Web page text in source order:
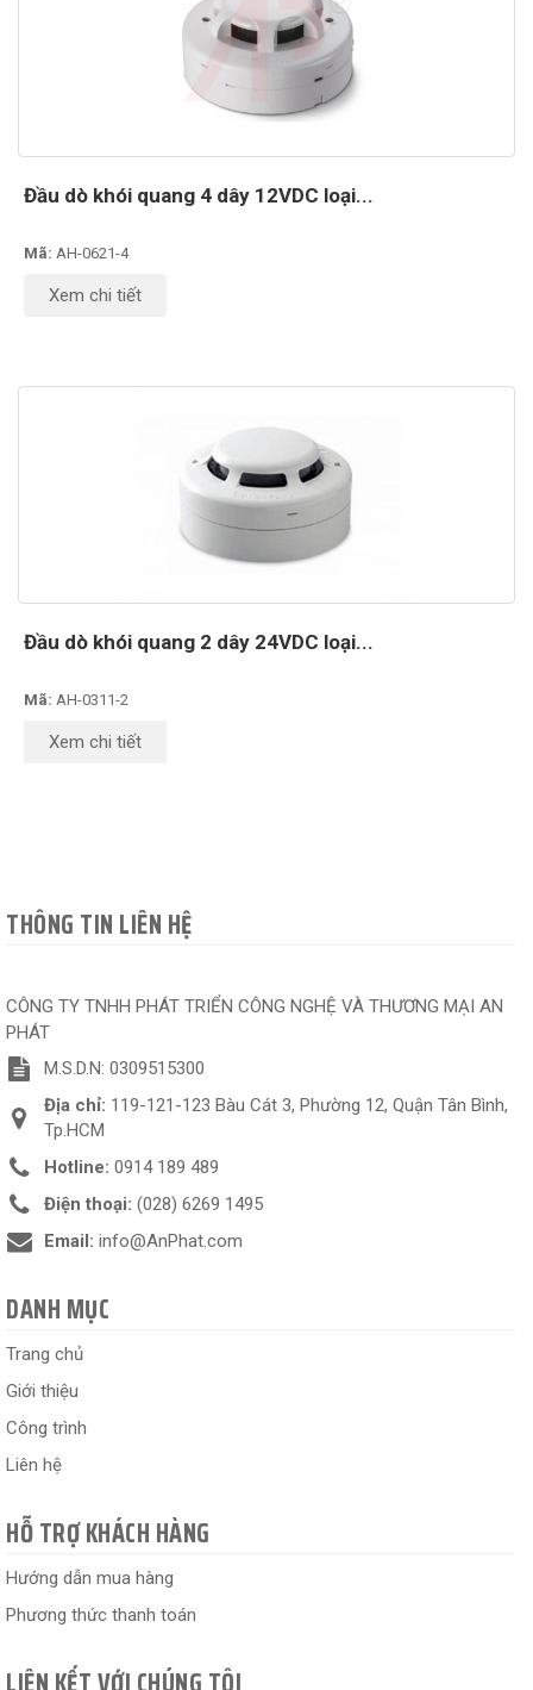
Đầu dò khói quang 4 dây 12VDC loại...
Mã: AH-0621-4
Xem chi tiết
Đầu dò khói quang 2 dây 24VDC loại...
Mã: AH-0311-2
Xem chi tiết
THÔNG TIN LIÊN HỆ
CÔNG TY TNHH PHÁT TRIỂN CÔNG NGHỆ VÀ THƯƠNG MẠI AN
PHÁT
M.S.D.N: 0309515300
Địa chỉ: 119-121-123 Bàu Cát 3, Phường 12, Quận Tân Bình,
Tp.HCM
Hotline: 0914 189 489
Điện thoại: (028) 6269 1495
Email: info@AnPhat.com
DANH MỤC
Trang chủ
Giới thiệu
Công trình
Liên hệ
HỖ TRỢ KHÁCH HÀNG
Hướng dẫn mua hàng
Phương thức thanh toán